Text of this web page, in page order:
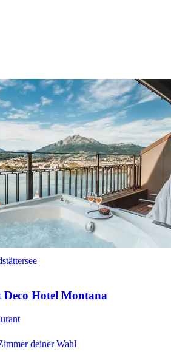
Hotel Montana
deiner Wahl